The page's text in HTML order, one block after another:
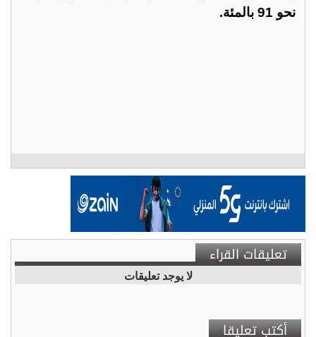
نحو 91 بالمئة.
تعليقات القراء
لا يوجد تعليقات
أكتب تعليقا